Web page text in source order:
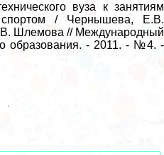
вуза к занятиям
спортом / Чернышева, Е.В.
Шлемова // Международный
образования. - 2011. - №4. -